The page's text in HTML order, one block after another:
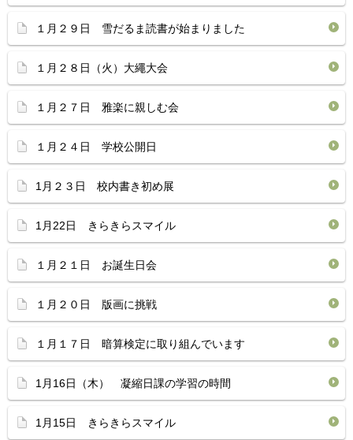
１月２９日 雪だるま読書が始まりました
１月２８日（火）大繩大会
１月２７日 雅楽に親しむ会
１月２４日 学校公開日
1月２３日 校内書き初め展
1月22日 きらきらスマイル
１月２１日 お誕生日会
１月２０日 版画に挑戦
１月１７日 暗算検定に取り組んでいます
1月16日（木） 凝縮日課の学習の時間
1月15日 きらきらスマイル